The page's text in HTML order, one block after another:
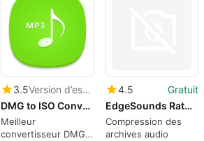
3.5
Version d’essai
DMG to ISO Converter for Mac
Meilleur
convertisseur DMG
4.5
Gratuit
EdgeSounds RatHole Archiver
Compression des
archives audio